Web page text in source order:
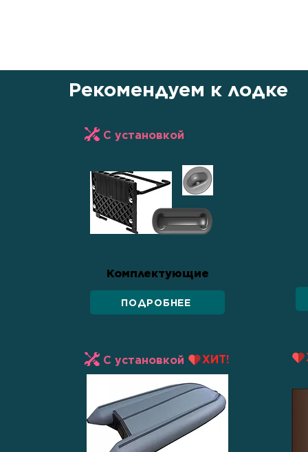
Рекомендуем к лодке
С установкой
Комплектующие
ПОДРОБНЕЕ
С установкой ХИТ!